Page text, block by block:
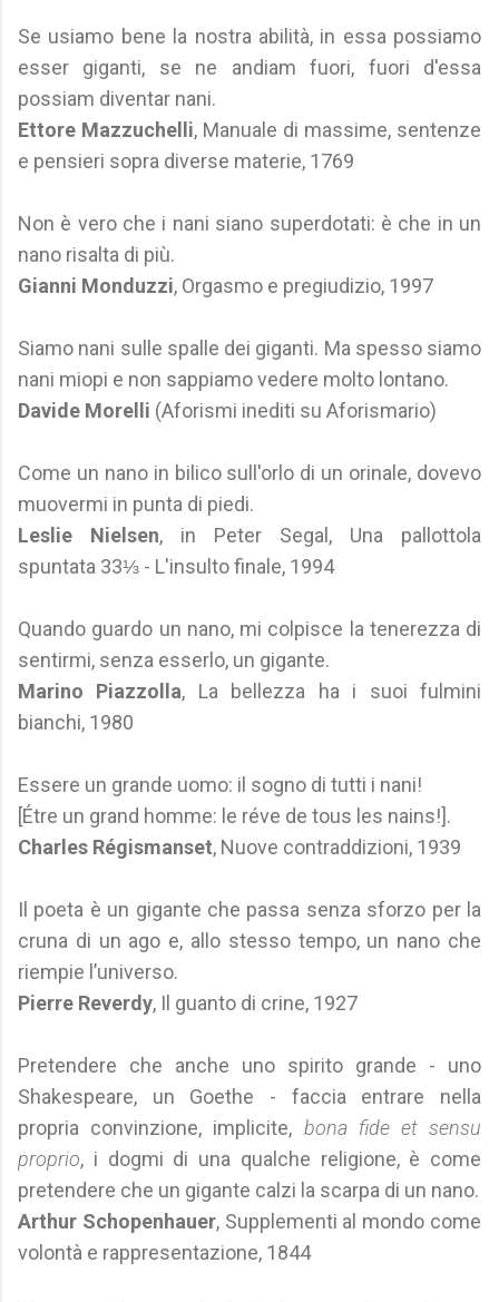
Se usiamo bene la nostra abilità, in essa possiamo
esser giganti, se ne andiam fuori, fuori d'essa
possiam diventar nani.
Ettore Mazzuchelli, Manuale di massime, sentenze
e pensieri sopra diverse materie, 1769
Non è vero che i nani siano superdotati: è che in un
nano risalta di più.
Gianni Monduzzi, Orgasmo e pregiudizio, 1997
Siamo nani sulle spalle dei giganti. Ma spesso siamo
nani miopi e non sappiamo vedere molto lontano.
Davide Morelli (Aforismi inediti su Aforismario)
Come un nano in bilico sull'orlo di un orinale, dovevo
muovermi in punta di piedi.
Leslie Nielsen, in Peter Segal, Una pallottola
spuntata 33⅓ - L'insulto finale, 1994
Quando guardo un nano, mi colpisce la tenerezza di
sentirmi, senza esserlo, un gigante.
Marino Piazzolla, La bellezza ha i suoi fulmini
bianchi, 1980
Essere un grande uomo: il sogno di tutti i nani!
[Étre un grand homme: le réve de tous les nains!].
Charles Régismanset, Nuove contraddizioni, 1939
Il poeta è un gigante che passa senza sforzo per la
cruna di un ago e, allo stesso tempo, un nano che
riempie l’universo.
Pierre Reverdy, Il guanto di crine, 1927
Pretendere che anche uno spirito grande - uno
Shakespeare, un Goethe - faccia entrare nella
propria convinzione, implicite, bona fide et sensu
proprio, i dogmi di una qualche religione, è come
pretendere che un gigante calzi la scarpa di un nano.
Arthur Schopenhauer, Supplementi al mondo come
volontà e rappresentazione, 1844